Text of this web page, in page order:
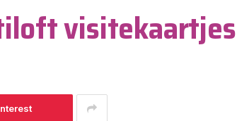
visitekaartjes